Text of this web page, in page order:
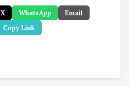
X WhatsApp
Email
Copy Link